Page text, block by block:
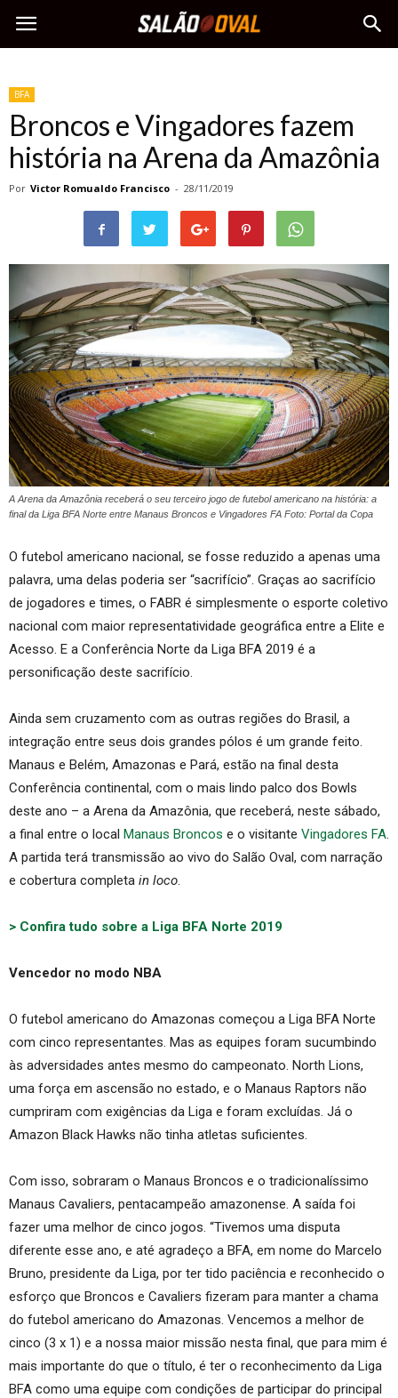
BFA
Broncos e Vingadores fazem
história na Arena da Amazônia
Por Victor Romualdo Francisco - 28/11/2019
A Arena da Amazônia receberá o seu terceiro jogo de futebol americano na história: a
final da Liga BFA Norte entre Manaus Broncos e Vingadores FA Foto: Portal da Copa
O futebol americano nacional, se fosse reduzido a apenas uma
palavra, uma delas poderia ser “sacrifício”. Graças ao sacrifício
de jogadores e times, o FABR é simplesmente o esporte coletivo
nacional com maior representatividade geográfica entre a Elite e
Acesso. E a Conferência Norte da Liga BFA 2019 é a
personificação deste sacrifício.
Ainda sem cruzamento com as outras regiões do Brasil, a
integração entre seus dois grandes pólos é um grande feito.
Manaus e Belém, Amazonas e Pará, estão na final desta
Conferência continental, com o mais lindo palco dos Bowls
deste ano – a Arena da Amazônia, que receberá, neste sábado,
a final entre o local Manaus Broncos e o visitante Vingadores FA.
A partida terá transmissão ao vivo do Salão Oval, com narração
e cobertura completa in loco.
> Confira tudo sobre a Liga BFA Norte 2019
Vencedor no modo NBA
O futebol americano do Amazonas começou a Liga BFA Norte
com cinco representantes. Mas as equipes foram sucumbindo
às adversidades antes mesmo do campeonato. North Lions,
uma força em ascensão no estado, e o Manaus Raptors não
cumpriram com exigências da Liga e foram excluídas. Já o
Amazon Black Hawks não tinha atletas suficientes.
Com isso, sobraram o Manaus Broncos e o tradicionalíssimo
Manaus Cavaliers, pentacampeão amazonense. A saída foi
fazer uma melhor de cinco jogos. “Tivemos uma disputa
diferente esse ano, e até agradeço a BFA, em nome do Marcelo
Bruno, presidente da Liga, por ter tido paciência e reconhecido o
esforço que Broncos e Cavaliers fizeram para manter a chama
do futebol americano do Amazonas. Vencemos a melhor de
cinco (3 x 1) e a nossa maior missão nesta final, que para mim é
mais importante do que o título, é ter o reconhecimento da Liga
BFA como uma equipe com condições de participar do principal